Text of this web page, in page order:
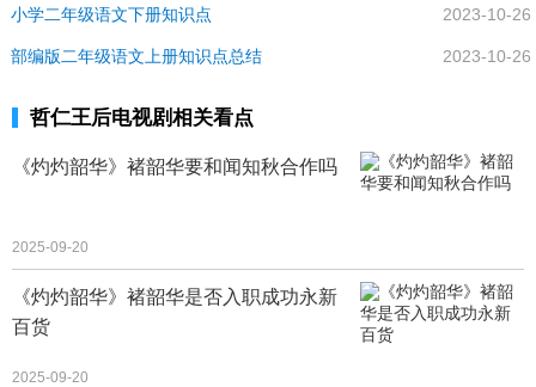
2023-10-26
小学二年级语文下册知识点
2023-10-26
部编版二年级语文上册知识点总结
哲仁王后电视剧相关看点
《灼灼韶华》褚韶华要和闻知秋合作吗
2025-09-20
《灼灼韶华》褚韶华是否入职成功永新
百货
2025-09-20